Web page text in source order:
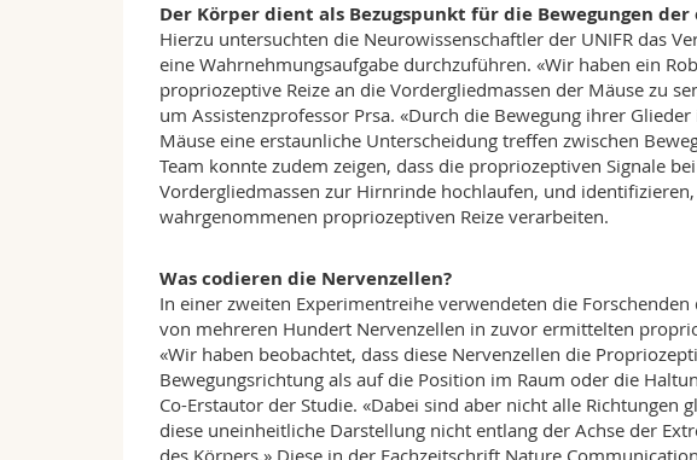
Der Körper dient als Bezugspunkt für die Bewegungen
Hierzu untersuchten die Neurowissenschaftler der UNIFR das
eine Wahrnehmungsaufgabe durchzuführen. «Wir haben ein
propriozeptive Reize an die Vordergliedmassen der Mäuse zu
um Assistenzprofessor Prsa. «Durch die Bewegung ihrer
Mäuse eine erstaunliche Unterscheidung treffen zwischen
Team konnte zudem zeigen, dass die propriozeptiven Signale
Vordergliedmassen zur Hirnrinde hochlaufen, und
wahrgenommenen propriozeptiven Reize verarbeiten.
Was codieren die Nervenzellen?
In einer zweiten Experimentreihe verwendeten die
von mehreren Hundert Nervenzellen in zuvor ermittelten
«Wir haben beobachtet, dass diese Nervenzellen die
Bewegungsrichtung als auf die Position im Raum oder die
Co-Erstautor der Studie. «Dabei sind aber nicht alle Richtungen
diese uneinheitliche Darstellung nicht entlang der Achse der